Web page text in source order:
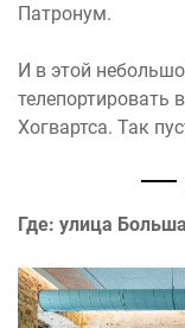
Патронум.
И в этой
телепортировать
Хогвартса. Так
Где: улица